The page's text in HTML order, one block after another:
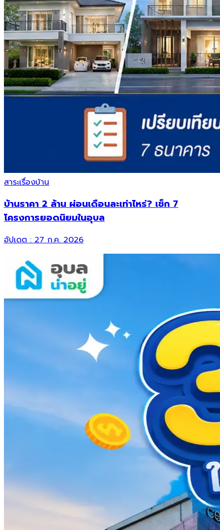
สาระเรื่องบ้าน
บ้านราคา 2 ล้าน ผ่อนเดือนละเท่าไหร่? เช็ก 7
โครงการยอดนิยมในอุบล
อัปเดต :27 ก.ค. 2026